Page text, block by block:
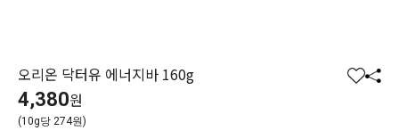
오리온 닥터유 에너지바 160g
찜 공
4,380원
(10g당 274원)